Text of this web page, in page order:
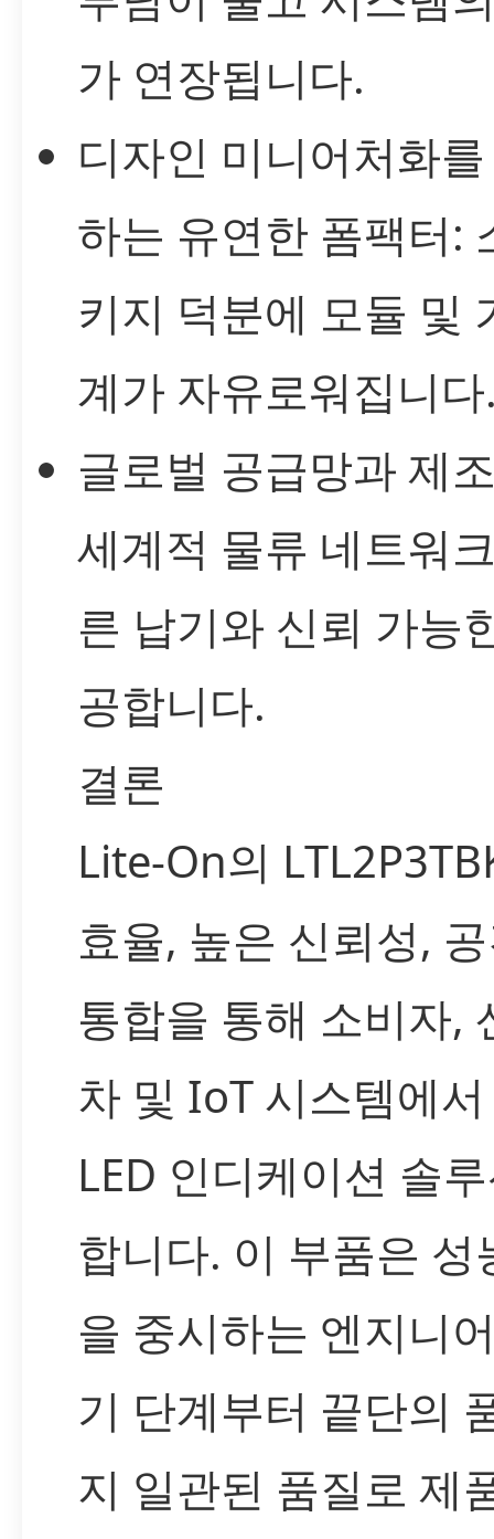
가 연장됩니다.
디자인 미니어처화
하는 유연한 폼팩터:
키지 덕분에 모듈 및
계가 자유로워집니
글로벌 공급망과 제
세계적 물류 네트워
른 납기와 신뢰 가능
공합니다.
결론
Lite-On의
효율, 높은 신뢰성,
통합을 통해 소비자,
차 및 IoT 시스템에
LED 인디케이션 솔
합니다. 이 부품은 성
을 중시하는 엔지니
기 단계부터 끝단의
지 일관된 품질로 제